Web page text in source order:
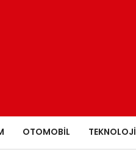
OTOMOBIL TEKNOLOJI